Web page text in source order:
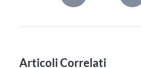
Articoli Correlati